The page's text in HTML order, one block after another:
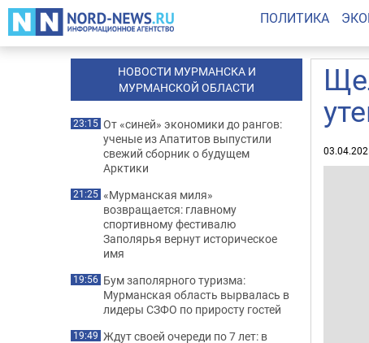
ПОЛИТИКА
НОВОСТИ МУРМАНСКА И
МУРМАНСКОЙ ОБЛАСТИ
23:15 От «синей» экономики до рангов:
ученые из Апатитов выпустили
свежий сборник о будущем
Арктики
21:25 «Мурманская миля»
возвращается: главному
спортивному фестивалю
Заполярья вернут историческое
имя
19:56 Бум заполярного туризма:
Мурманская область вырвалась в
лидеры СЗФО по приросту гостей
19:49 Ждут своей очереди по 7 лет: в